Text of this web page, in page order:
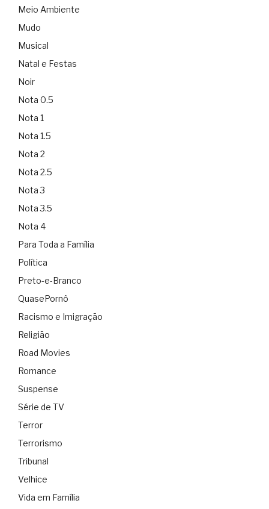
Meio Ambiente
Mudo
Musical
Natal e Festas
Noir
Nota 0.5
Nota 1
Nota 1.5
Nota 2
Nota 2.5
Nota 3
Nota 3.5
Nota 4
Para Toda a Família
Política
Preto-e-Branco
QuasePornô
Racismo e Imigração
Religião
Road Movies
Romance
Suspense
Série de TV
Terror
Terrorismo
Tribunal
Velhice
Vida em Família